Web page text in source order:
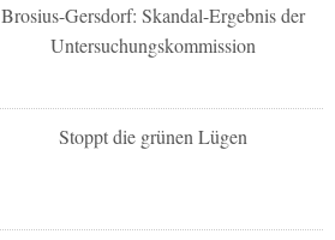
Brosius-Gersdorf: Skandal-Ergebnis der
Untersuchungskommission
Stoppt die grünen Lügen